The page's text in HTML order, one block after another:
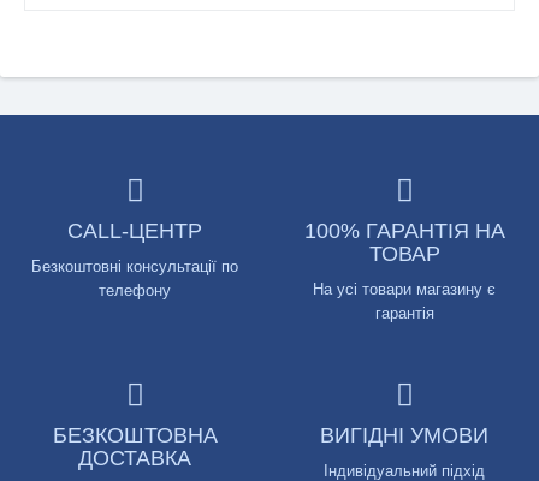
CALL-ЦЕНТР
Безкоштовні консультації по
телефону
100% ГАРАНТІЯ НА
ТОВАР
На усі товари магазину є
гарантія
БЕЗКОШТОВНА
ДОСТАВКА
ВИГІДНІ УМОВИ
Індивідуальний підхід